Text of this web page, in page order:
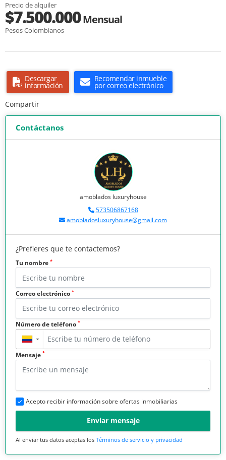
Precio de alquiler
$7.500.000Mensual
Pesos Colombianos
Descargar
información
Recomendar inmueble
por correo electrónico
Compartir
Contáctanos
amoblados luxuryhouse
573506867168
amobladosluxuryhouse@gmail.com
¿Prefieres que te contactemos?
Tu nombre *
Correo electrónico *
Número de teléfono *
▼
Mensaje *
Acepto recibir información sobre ofertas inmobiliarias
Enviar mensaje
Al enviar tus datos aceptas los Términos de servicio y privacidad